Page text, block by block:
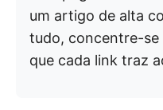
um artigo de alta
tudo, concentre-se
que cada link traz